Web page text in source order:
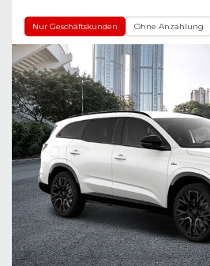
Nur Geschäftskunden Ohne Anzahlung